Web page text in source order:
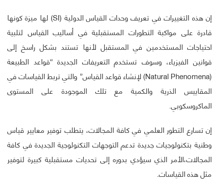
إن هذه التغييرات في تعريف وحدات القياس الدولية (SI) لها ميزة كونها
قادرة على مواكبة التطورات المستقبلية في أساليب القياس لتلبية
احتياجات المستخدمين في المستقبل لأنها تستند بشكل راسخ إلى
قوانين الفيزياء، وسوف تستخدم التعريفات الجديدة “قواعد الطبيعة
(Natural Phenomena) لإنشاء قواعد القياس” والتي تربط القياسات في
المقاييس الذرية والكمية مع تلك الموجودة على المستوى
الماكروسكوبي.
إن تسارع التطور العلمي في كافة المجالات، يتطلب توفير معايير قياس
وطنية بتكنولوجيات جديدة تدعم التوجهات التكنولوجية الجديدة في كافة
المجالات،الأمر الذي سيؤدي بدوره إلى تحديات مستقبلية كبيرة لتوفير
مثل هذه القياسات.